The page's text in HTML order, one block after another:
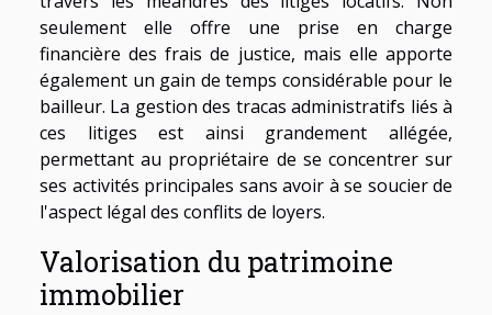
seulement elle offre une prise en charge
financière des frais de justice, mais elle apporte
également un gain de temps considérable pour le
bailleur. La gestion des tracas administratifs liés à
ces litiges est ainsi grandement allégée,
permettant au propriétaire de se concentrer sur
ses activités principales sans avoir à se soucier de
l'aspect légal des conflits de loyers.
Valorisation du patrimoine
immobilier